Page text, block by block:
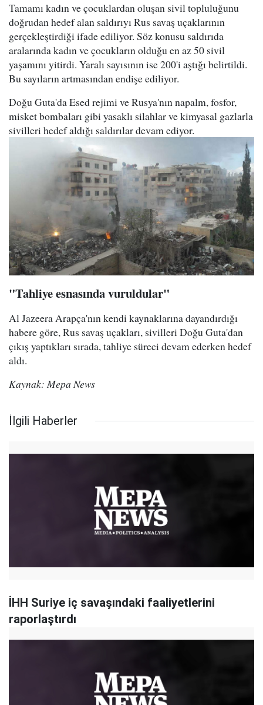
Tamamı kadın ve çocuklardan oluşan sivil topluluğunu
doğrudan hedef alan saldırıyı Rus savaş uçaklarının
gerçekleştirdiği ifade ediliyor. Söz konusu saldırıda
aralarında kadın ve çocukların olduğu en az 50 sivil
yaşamını yitirdi. Yaralı sayısının ise 200'i aştığı belirtildi.
Bu sayıların artmasından endişe ediliyor.
Doğu Guta'da Esed rejimi ve Rusya'nın napalm, fosfor,
misket bombaları gibi yasaklı silahlar ve kimyasal gazlarla
sivilleri hedef aldığı saldırılar devam ediyor.
"Tahliye esnasında vuruldular"
Al Jazeera Arapça'nın kendi kaynaklarına dayandırdığı
habere göre, Rus savaş uçakları, sivilleri Doğu Guta'dan
çıkış yaptıkları sırada, tahliye süreci devam ederken hedef
aldı.
Kaynak: Mepa News
İlgili Haberler
İHH Suriye iç savaşındaki faaliyetlerini
raporlaştırdı